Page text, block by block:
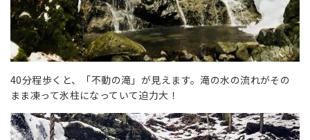
40分程歩くと、「不動の滝」が見えます。滝の水の流れがその
まま凍って氷柱になっていて迫力大！